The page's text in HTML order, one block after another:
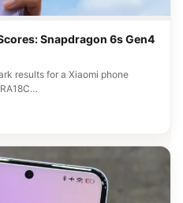
Snapdragon 6s Gen4
results for a Xiaomi phone